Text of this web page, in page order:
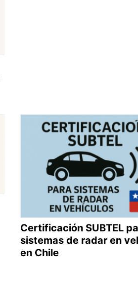
Certificación SUBTEL
sistemas de radar en
en Chile